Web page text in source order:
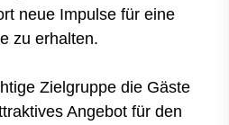
neue Impulse für eine
zu erhalten.
Zielgruppe die Gäste
Angebot für den